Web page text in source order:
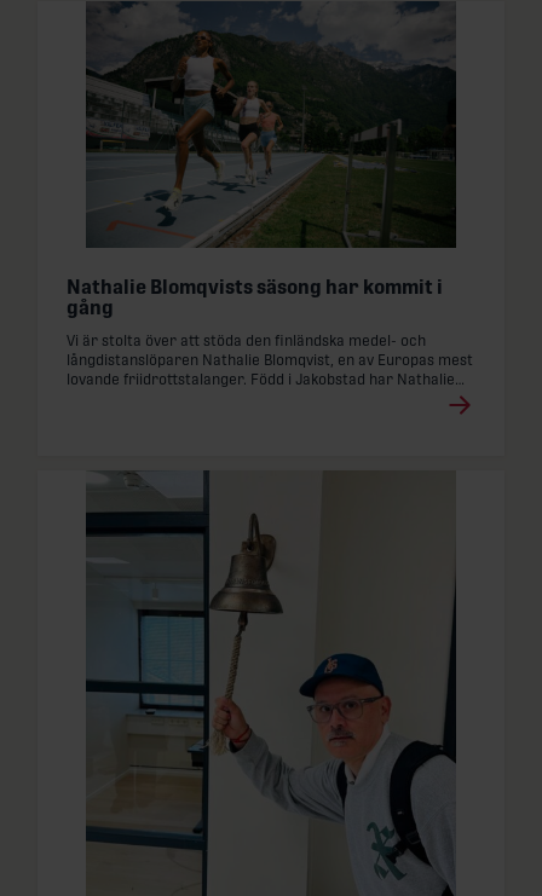
Nathalie Blomqvists säsong har kommit i
gång
Vi är stolta över att stöda den finländska medel- och
långdistanslöparen Nathalie Blomqvist, en av Europas mest
lovande friidrottstalanger. Född i Jakobstad har Nathalie
Läs mer
: Nathalie Blomqvists säsong har kommit i gång